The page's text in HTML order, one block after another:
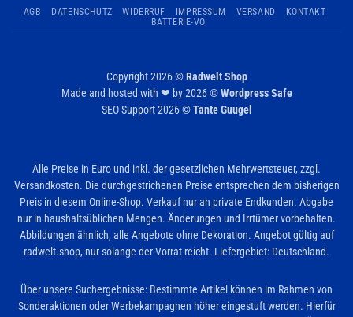
AGB DATENSCHUTZ WIDERRUF IMPRESSUM VERSAND
KONTAKT
BATTERIE-VO
Copyright 2026 ©Radwelt Shop
Made and hosted with ❤ by 2026 ©Wordpress Safe
SEO Support 2026 ©Tante Guugel
Alle Preise in Euro und inkl. der gesetzlichen Mehrwertsteuer, zzgl.
Versandkosten. Die durchgestrichenen Preise entsprechen dem bisherigen
Preis in diesem Online-Shop. Verkauf nur an private Endkunden. Abgabe
nur in haushaltsüblichen Mengen. Änderungen und Irrtümer vorbehalten.
Abbildungen ähnlich, alle Angebote ohne Dekoration. Angebot gültig auf
radwelt.shop, nur solange der Vorrat reicht. Liefergebiet: Deutschland.
Über unsere Suchergebnisse: Bestimmte Artikel können im Rahmen von
Sonderaktionen oder Werbekampagnen höher eingestuft werden. Hierfür